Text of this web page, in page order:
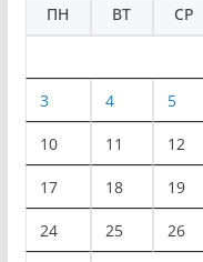
ПН
ВТ СР
3 4 5
10 11 12
17 18 19
24 25 26